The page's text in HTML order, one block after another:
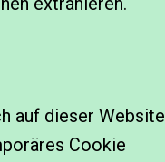
auf dieser Website
Cookie